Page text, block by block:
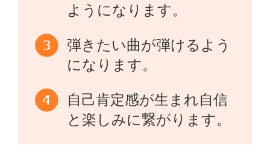
ようになります。
弾きたい曲が弾けるよう
になります。
自己肯定感が生まれ自信
と楽しみに繋がります。